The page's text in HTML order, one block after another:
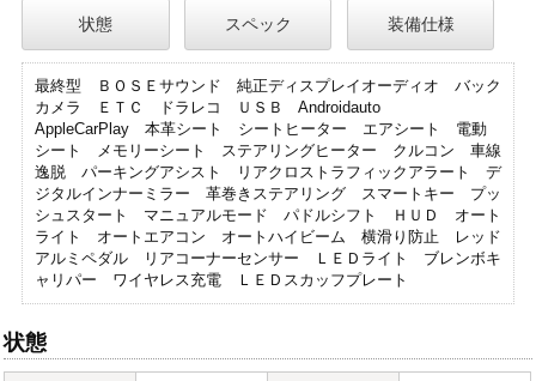
状態 スペック 装備仕様
最終型 ＢＯＳＥサウンド 純正ディスプレイオーディオ バック
カメラ ＥＴＣ ドラレコ ＵＳＢ Androidauto
AppleCarPlay 本革シート シートヒーター エアシート 電動
シート メモリーシート ステアリングヒーター クルコン 車線
逸脱 パーキングアシスト リアクロストラフィックアラート デ
ジタルインナーミラー 革巻きステアリング スマートキー プッ
シュスタート マニュアルモード パドルシフト ＨＵＤ オート
ライト オートエアコン オートハイビーム 横滑り防止 レッド
アルミペダル リアコーナーセンサー ＬＥＤライト ブレンボキ
ャリパー ワイヤレス充電 ＬＥＤスカッフプレート
状態